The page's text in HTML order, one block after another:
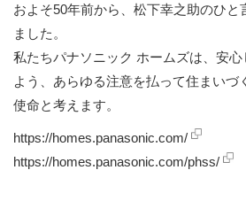
およそ50年前から、松下幸之助のひと
ました。
私たちパナソニック ホームズは、安
よう、あらゆる注意を払って住まいづ
使命と考えます。
https://homes.panasonic.com/
https://homes.panasonic.com/phss/